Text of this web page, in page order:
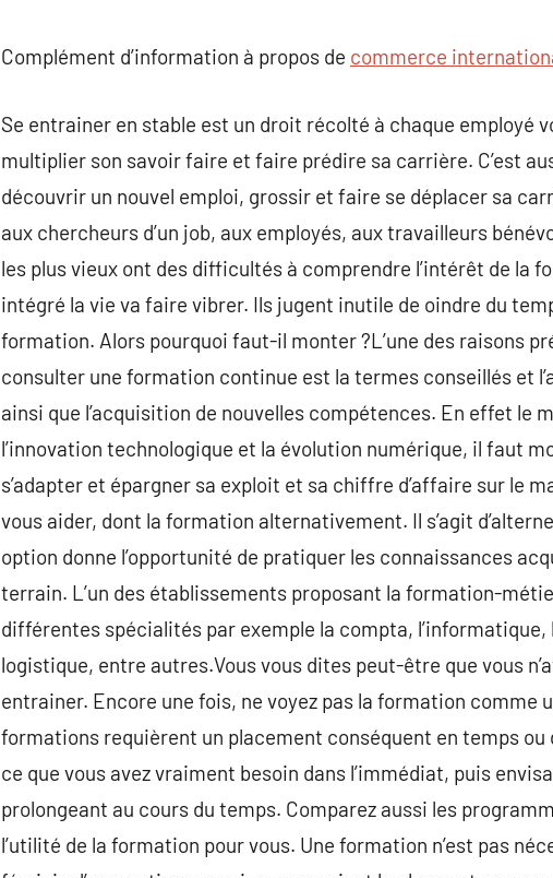
Complément d’information à propos de commerce
Se entrainer en stable est un droit récolté à chaque employé
multiplier son savoir faire et faire prédire sa carrière. C’est
découvrir un nouvel emploi, grossir et faire se déplacer sa
aux chercheurs d’un job, aux employés, aux travailleurs
les plus vieux ont des difficultés à comprendre l’intérêt de la
intégré la vie va faire vibrer. Ils jugent inutile de oindre du
formation. Alors pourquoi faut-il monter ?L’une des raisons
consulter une formation continue est la termes conseillés et
ainsi que l’acquisition de nouvelles compétences. En effet le
l’innovation technologique et la évolution numérique, il faut
s’adapter et épargner sa exploit et sa chiffre d’affaire sur le
vous aider, dont la formation alternativement. Il s’agit
option donne l’opportunité de pratiquer les connaissances
terrain. L’un des établissements proposant la formation-
différentes spécialités par exemple la compta,
logistique, entre autres.Vous vous dites peut-être que vous
entrainer. Encore une fois, ne voyez pas la formation
formations requièrent un placement conséquent en temps ou
ce que vous avez vraiment besoin dans l’immédiat, puis
prolongeant au cours du temps. Comparez aussi les
l’utilité de la formation pour vous. Une formation n’est pas